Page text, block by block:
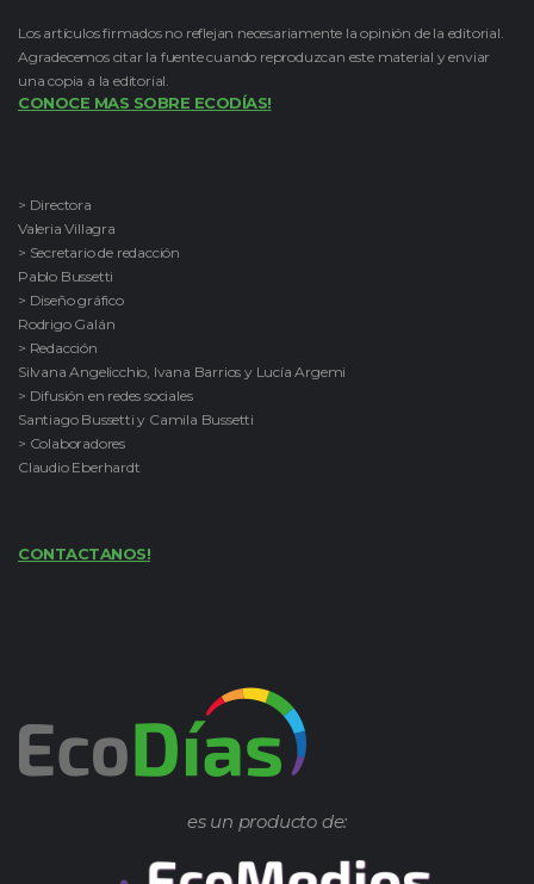
Los artículos firmados no reflejan necesariamente la opinión de la editorial.
Agradecemos citar la fuente cuando reproduzcan este material y enviar
una copia a la editorial.
CONOCE MAS SOBRE ECODÍAS!
> Directora
Valeria Villagra
> Secretario de redacción
Pablo Bussetti
> Diseño gráfico
Rodrigo Galán
> Redacción
Silvana Angelicchio, Ivana Barrios y Lucía Argemi
> Difusión en redes sociales
Santiago Bussetti y Camila Bussetti
> Colaboradores
Claudio Eberhardt
CONTACTANOS!
es un producto de: